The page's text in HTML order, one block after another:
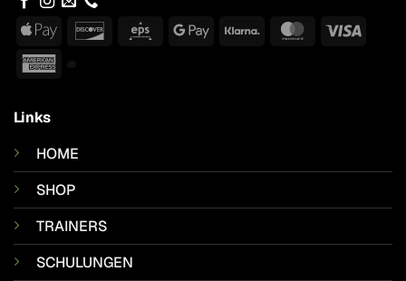
Apple
Discover Eps
GoogleKlarna MasterCard
Visa
Links
HOME
SHOP
TRAINERS
SCHULUNGEN